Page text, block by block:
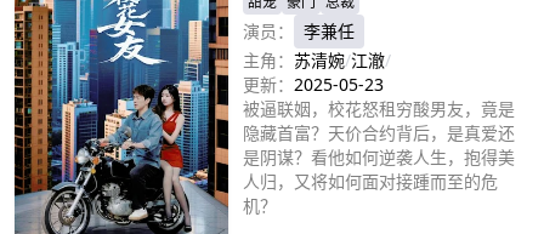
演员：
李兼任
主角： 苏清婉/江澈/
更新： 2025-05-23
被逼联姻，校花怒租穷酸男友，竟是
隐藏首富？天价合约背后，是真爱还
是阴谋？看他如何逆袭人生，抱得美
人归，又将如何面对接踵而至的危
机？